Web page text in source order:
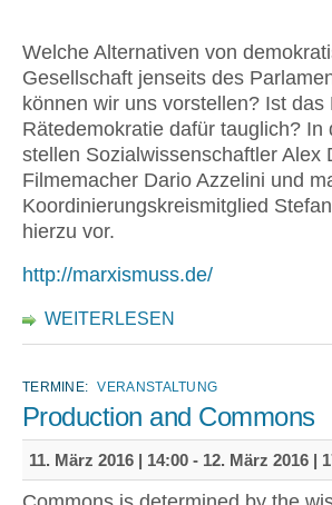
Welche Alternativen von
Gesellschaft jenseits des
können wir uns vorstellen? Ist
Rätedemokratie dafür tauglich?
stellen Sozialwissenschaftler Alex
Filmemacher Dario Azzelini und
Koordinierungskreismitglied
hierzu vor.
http://marxismuss.de/
WEITERLESEN
TERMINE: VERANSTALTUNG
Production and Commons
11. März 2016 | 14:00 - 12. März 2016 |